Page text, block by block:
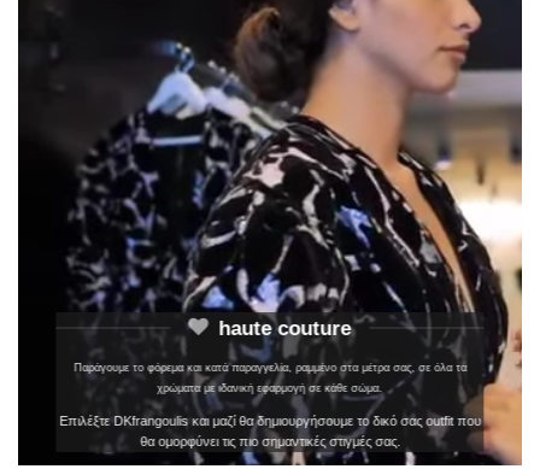
haute couture
Παράγουμε το φόρεμα και κατά παραγγελία, ραμμένο στα μέτρα σας, σε όλα τα
χρώματα με ιδανική εφαρμογή σε κάθε σώμα.
Επιλέξτε DKfrangoulis και μαζί θα δημιουργήσουμε το δικό σας outfit που
θα ομορφύνει τις πιο σημαντικές στιγμές σας.